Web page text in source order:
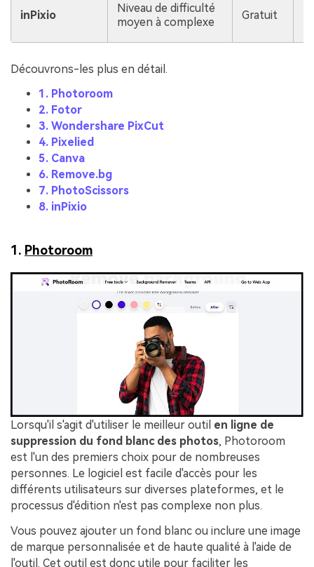
inPixio
Niveau de difficulté
moyen à complexe
Gratuit
Découvrons-les plus en détail.
1. Photoroom
2. Fotor
3. Wondershare PixCut
4. Pixelied
5. Canva
6. Remove.bg
7. PhotoScissors
8. inPixio
1. Photoroom
Lorsqu'il s'agit d'utiliser le meilleur outil en ligne de
suppression du fond blanc des photos, Photoroom
est l'un des premiers choix pour de nombreuses
personnes. Le logiciel est facile d'accès pour les
différents utilisateurs sur diverses plateformes, et le
processus d'édition n'est pas complexe non plus.
Vous pouvez ajouter un fond blanc ou inclure une image
de marque personnalisée et de haute qualité à l'aide de
l'outil. Cet outil est donc utile pour faciliter les